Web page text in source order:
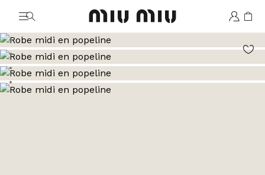
MiuMiu logo
Aller à l’image 1
Aller à l’image 2
Aller à l’image 3
Aller à l’image 4
Aller à l’image 5